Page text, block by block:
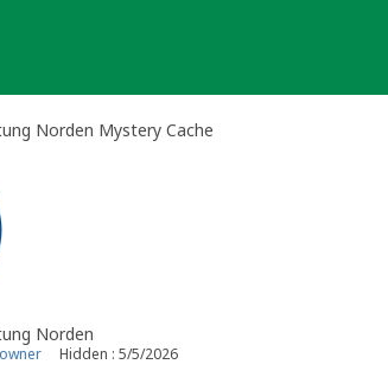
Norden Mystery Cache
Norden
Hidden : 5/5/2026